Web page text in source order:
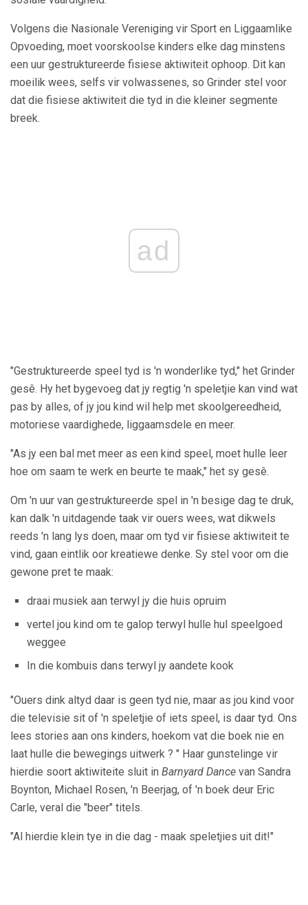
Volgens die Nasionale Vereniging vir Sport en Liggaamlike
Opvoeding, moet voorskoolse kinders elke dag minstens
een uur gestruktureerde fisiese aktiwiteit ophoop. Dit kan
moeilik wees, selfs vir volwassenes, so Grinder stel voor
dat die fisiese aktiwiteit die tyd in die kleiner segmente
breek.
ad
"Gestruktureerde speel tyd is 'n wonderlike tyd," het Grinder
gesê. Hy het bygevoeg dat jy regtig 'n speletjie kan vind wat
pas by alles, of jy jou kind wil help met skoolgereedheid,
motoriese vaardighede, liggaamsdele en meer.
"As jy een bal met meer as een kind speel, moet hulle leer
hoe om saam te werk en beurte te maak," het sy gesê.
Om 'n uur van gestruktureerde spel in 'n besige dag te druk,
kan dalk 'n uitdagende taak vir ouers wees, wat dikwels
reeds 'n lang lys doen, maar om tyd vir fisiese aktiwiteit te
vind, gaan eintlik oor kreatiewe denke. Sy stel voor om die
gewone pret te maak:
draai musiek aan terwyl jy die huis opruim
vertel jou kind om te galop terwyl hulle hul speelgoed
weggee
In die kombuis dans terwyl jy aandete kook
"Ouers dink altyd daar is geen tyd nie, maar as jou kind voor
die televisie sit of 'n speletjie of iets speel, is daar tyd. Ons
lees stories aan ons kinders, hoekom vat die boek nie en
laat hulle die bewegings uitwerk ? " Haar gunstelinge vir
hierdie soort aktiwiteite sluit in Barnyard Dance van Sandra
Boynton, Michael Rosen, 'n Beerjag, of 'n boek deur Eric
Carle, veral die "beer" titels.
"Al hierdie klein tye in die dag - maak speletjies uit dit!"